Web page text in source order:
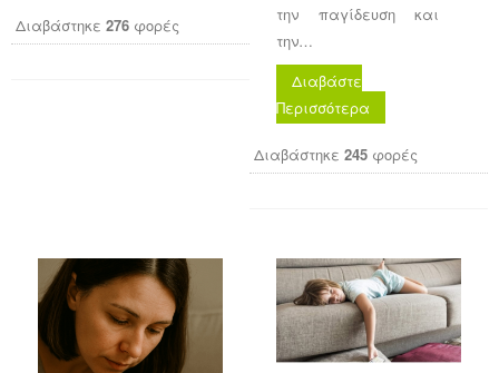
Διαβάστηκε 276 φορές
την παγίδευση και
την…
Διαβάστε
Περισσότερα
Διαβάστηκε 245 φορές